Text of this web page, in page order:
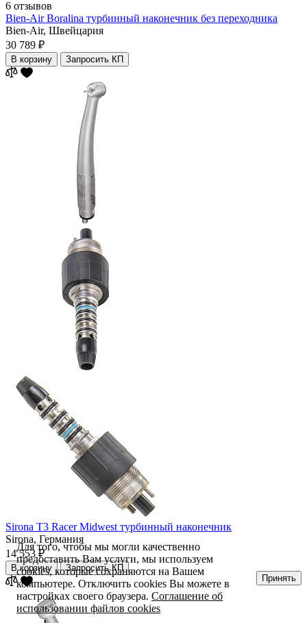
6 отзывов
Bien-Air Boralina турбинный наконечник без переходника
Bien-Air, Швейцария
30 789 ₽
В корзину Запросить КП
Sirona T3 Racer Midwest турбинный наконечник
Sirona, Германия
14 553 ₽
В корзину Запросить КП
Для того, чтобы мы могли качественно
предоставить Вам услуги, мы используем
cookies, которые сохраняются на Вашем
компьютере. Отключить cookies Вы можете в
настройках своего браузера.Соглашение об
использовании файлов cookies
Принять